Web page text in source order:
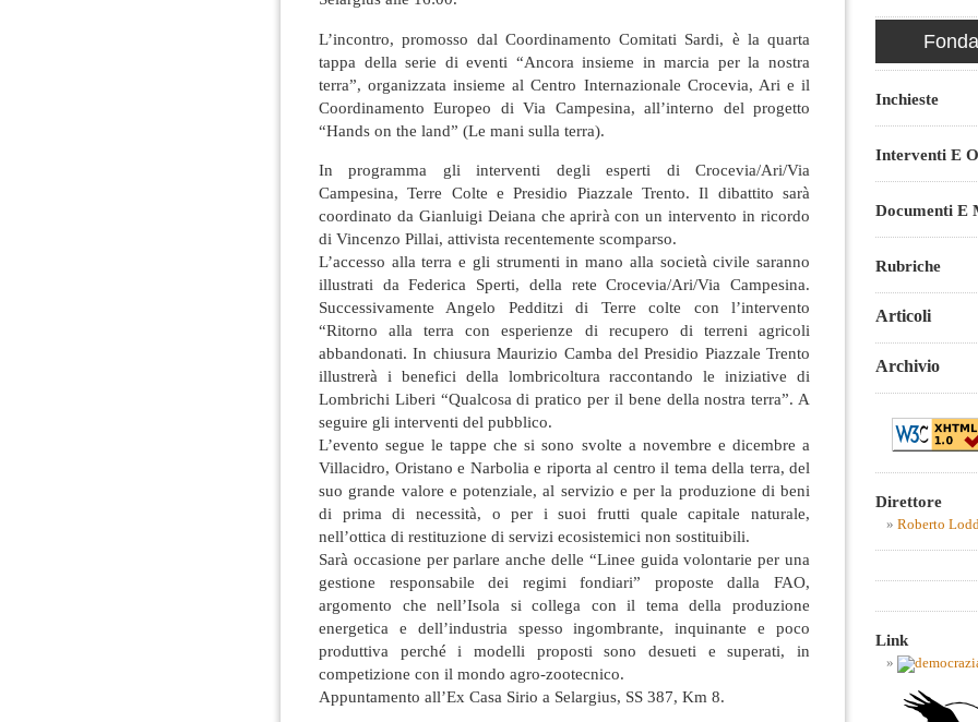
L’incontro, promosso dal Coordinamento Comitati Sardi, è la quarta
tappa della serie di eventi “Ancora insieme in marcia per la nostra
terra”, organizzata insieme al Centro Internazionale Crocevia, Ari e il
Coordinamento Europeo di Via Campesina, all’interno del progetto
“Hands on the land” (Le mani sulla terra).
In programma gli interventi degli esperti di Crocevia/Ari/Via
Campesina, Terre Colte e Presidio Piazzale Trento. Il dibattito sarà
coordinato da Gianluigi Deiana che aprirà con un intervento in ricordo
di Vincenzo Pillai, attivista recentemente scomparso.
L’accesso alla terra e gli strumenti in mano alla società civile saranno
illustrati da Federica Sperti, della rete Crocevia/Ari/Via Campesina.
Successivamente Angelo Pedditzi di Terre colte con l’intervento
“Ritorno alla terra con esperienze di recupero di terreni agricoli
abbandonati. In chiusura Maurizio Camba del Presidio Piazzale Trento
illustrerà i benefici della lombricoltura raccontando le iniziative di
Lombrichi Liberi “Qualcosa di pratico per il bene della nostra terra”. A
seguire gli interventi del pubblico.
L’evento segue le tappe che si sono svolte a novembre e dicembre a
Villacidro, Oristano e Narbolia e riporta al centro il tema della terra, del
suo grande valore e potenziale, al servizio e per la produzione di beni
di prima di necessità, o per i suoi frutti quale capitale naturale,
nell’ottica di restituzione di servizi ecosistemici non sostituibili.
Sarà occasione per parlare anche delle “Linee guida volontarie per una
gestione responsabile dei regimi fondiari” proposte dalla FAO,
argomento che nell’Isola si collega con il tema della produzione
energetica e dell’industria spesso ingombrante, inquinante e poco
produttiva perché i modelli proposti sono desueti e superati, in
competizione con il mondo agro-zootecnico.
Appuntamento all’Ex Casa Sirio a Selargius, SS 387, Km 8.
Inchieste
Interventi E
Documenti E
Rubriche
Articoli
Archivio
Direttore
Roberto
Link